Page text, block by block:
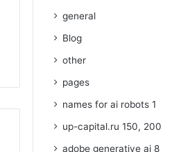
general
Blog
other
pages
names for ai robots 1
up-capital.ru 150, 200
adobe generative ai 8